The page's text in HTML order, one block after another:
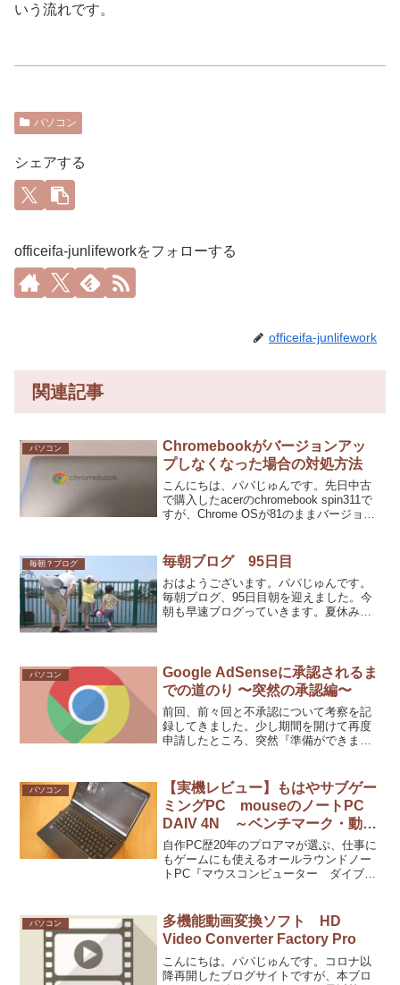
いう流れです。
パソコン
シェアする
officeifa-junlifeworkをフォローする
officeifa-junlifework
関連記事
パソコン
Chromebookがバージョンアッ
プしなくなった場合の対処方法
こんにちは、パパじゅんです。先日中古
で購入したacerのchromebook spin311で
すが、Chrome OSが81のままバージョン
OSは自動的にバー...
毎朝？ブログ 毎朝ブログ 95日目
おはようございます。パパじゅんです。
毎朝ブログ、95日目朝を迎えました。今
朝も早速ブログっていきます。夏休みの
が増えて...
パソコン
Google AdSenseに承認されるま
での道のり 〜突然の承認編〜
前回、前々回と不承認について考察を記
録してきました。少し期間を開けて再度
申請したところ、突然『準備ができまし
の内容が良くなったかと言われれば少し
疑問ですが、とにかく内容...
パソコン
【実機レビュー】もはやサブゲー
ミングPC mouseのノートPC
DAIV 4N ～ベンチマーク・動画
編集編～
自作PC歴20年のプロアマが選ぶ、仕事に
もゲームにも使えるオールラウンドノー
トPC『マウスコンピューター ダイブ
パソコン
多機能動画変換ソフト HD
Video Converter Factory Pro
こんにちは。パパじゅんです。コロナ以
降再開したブログサイトですが、本ブロ